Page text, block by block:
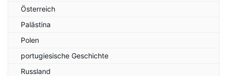
Österreich
Palästina
Polen
portugiesische Geschichte
Russland